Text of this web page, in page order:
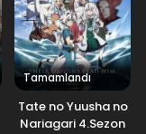
Tamamlandı
Tate no Yuusha no
Nariagari 4.Sezon